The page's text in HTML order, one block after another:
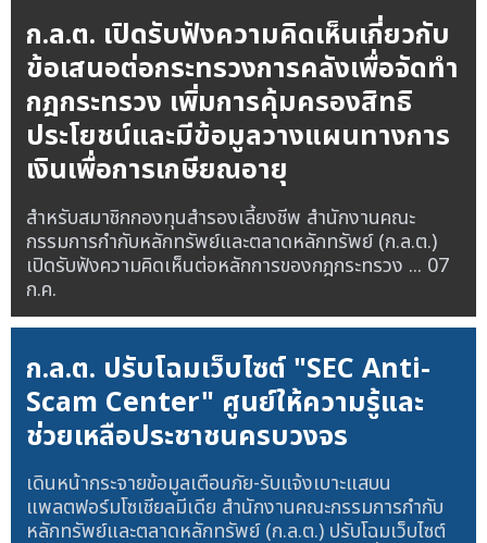
ก.ล.ต. เปิดรับฟังความคิดเห็นเกี่ยวกับ
ข้อเสนอต่อกระทรวงการคลังเพื่อจัดทำ
กฎกระทรวง เพิ่มการคุ้มครองสิทธิ
ประโยชน์และมีข้อมูลวางแผนทางการ
เงินเพื่อการเกษียณอายุ
สำหรับสมาชิกกองทุนสำรองเลี้ยงชีพ สำนักงานคณะ
กรรมการกำกับหลักทรัพย์และตลาดหลักทรัพย์ (ก.ล.ต.)
เปิดรับฟังความคิดเห็นต่อหลักการของกฎกระทรวง ... 07
ก.ค.
ก.ล.ต. ปรับโฉมเว็บไซต์ "SEC Anti-
Scam Center" ศูนย์ให้ความรู้และ
ช่วยเหลือประชาชนครบวงจร
เดินหน้ากระจายข้อมูลเตือนภัย-รับแจ้งเบาะแสบน
แพลตฟอร์มโซเชียลมีเดีย สำนักงานคณะกรรมการกำกับ
หลักทรัพย์และตลาดหลักทรัพย์ (ก.ล.ต.) ปรับโฉมเว็บไซต์